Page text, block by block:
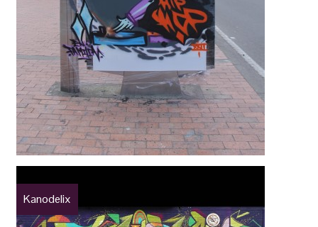
Kanodelix